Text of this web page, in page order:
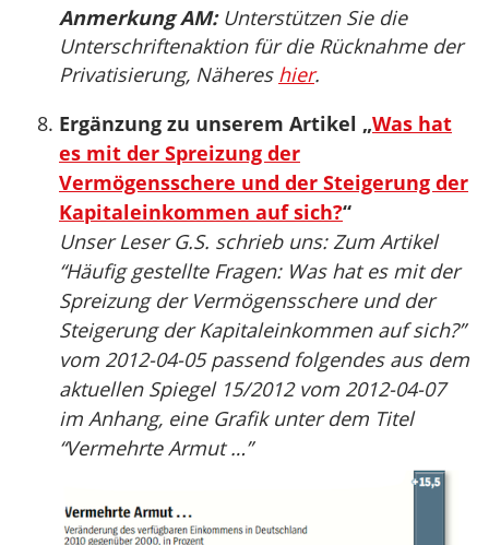
Anmerkung AM:Unterstützen Sie die
Unterschriftenaktion für die Rücknahme der
Privatisierung, Näheres hier.
Ergänzung zu unserem Artikel „Was hat
es mit der Spreizung der
Vermögensschere und der Steigerung der
Kapitaleinkommen auf sich?“
Unser Leser G.S. schrieb uns: Zum Artikel
“Häufig gestellte Fragen: Was hat es mit der
Spreizung der Vermögensschere und der
Steigerung der Kapitaleinkommen auf sich?”
vom 2012-04-05 passend folgendes aus dem
aktuellen Spiegel 15/2012 vom 2012-04-07
im Anhang, eine Grafik unter dem Titel
“Vermehrte Armut …”